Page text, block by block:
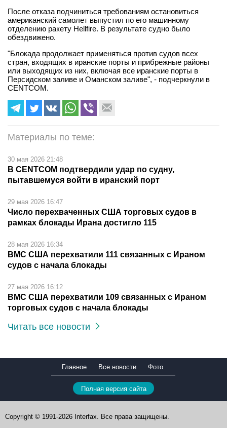
После отказа подчиниться требованиям остановиться
американский самолет выпустил по его машинному
отделению ракету Hellfire. В результате судно было
обездвижено.
"Блокада продолжает применяться против судов всех
стран, входящих в иранские порты и прибрежные районы
или выходящих из них, включая все иранские порты в
Персидском заливе и Оманском заливе", - подчеркнули в
CENTCOM.
Материалы по теме:
30 мая 2026 21:48
В CENTCOM подтвердили удар по судну,
пытавшемуся войти в иранский порт
29 мая 2026 16:47
Число перехваченных США торговых судов в
рамках блокады Ирана достигло 115
28 мая 2026 16:34
ВМС США перехватили 111 связанных с Ираном
судов с начала блокады
27 мая 2026 16:12
ВМС США перехватили 109 связанных с Ираном
торговых судов с начала блокады
Читать все новости
Главное Все новости Фото
Полная версия сайта
Copyright © 1991-2026 Interfax. Все права защищены.